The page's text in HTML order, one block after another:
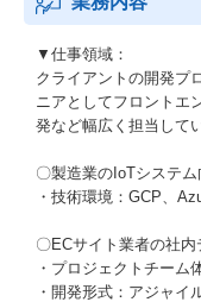
▼仕事領域：
クライアントの開発プ
ニアとしてフロントエ
発など幅広く担当して
〇製造業のIoTシステ
・技術環境：GCP、
〇ECサイト業者の社
・プロジェクトチー
・開発形式：アジャイ